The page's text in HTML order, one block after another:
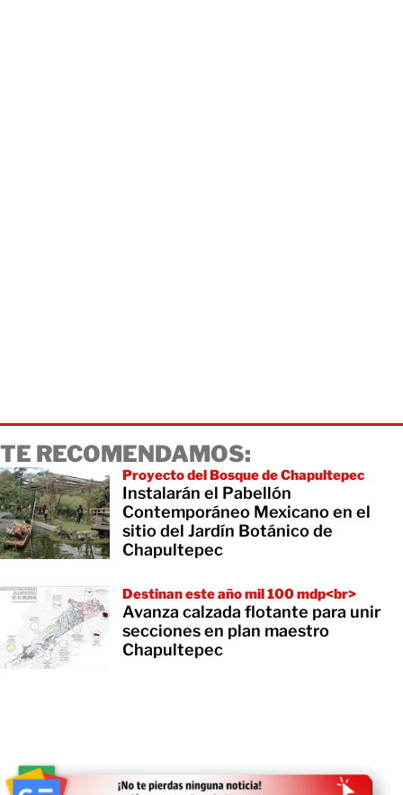
TE RECOMENDAMOS:
Proyecto del Bosque de Chapultepec
Instalarán el Pabellón
Contemporáneo Mexicano en el
sitio del Jardín Botánico de
Chapultepec
Destinan este año mil 100 mdp<br>
Avanza calzada flotante para unir
secciones en plan maestro
Chapultepec